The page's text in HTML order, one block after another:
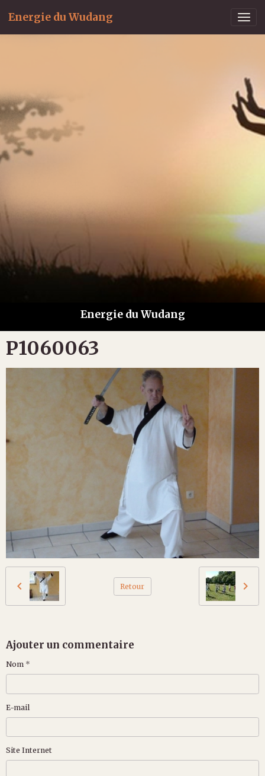
Energie du Wudang
Energie du Wudang
P1060063
Retour
Ajouter un commentaire
Nom
E-mail
Site Internet